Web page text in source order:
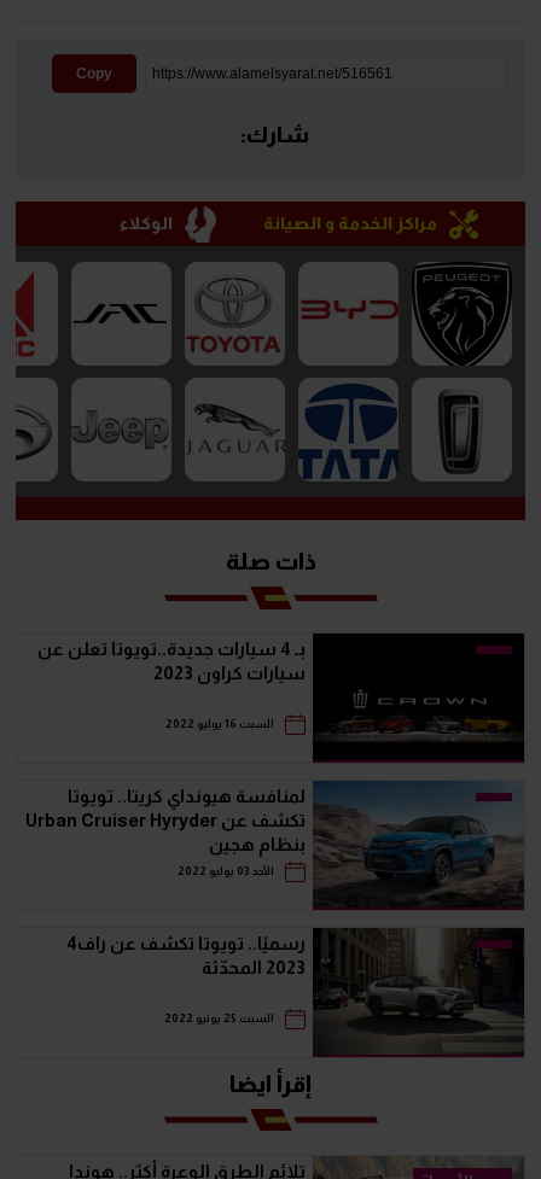
Copy
شارك:
مراكز الخدمة و الصيانة الوكلاء
ذات صلة
بـ 4 سيارات جديدة..تويوتا تعلن عن
سيارات كراون 2023
السبت 16 يوليو 2022
لمنافسة هيونداي كريتا.. تويوتا
تكشف عن Urban Cruiser Hyryder
بنظام هجين
الأحد 03 يوليو 2022
رسميًا.. تويوتا تكشف عن راف4
2023 المحدّثة
السبت 25 يونيو 2022
إقرأ ايضا
تلائم الطرق الوعرة أكثر.. هوندا